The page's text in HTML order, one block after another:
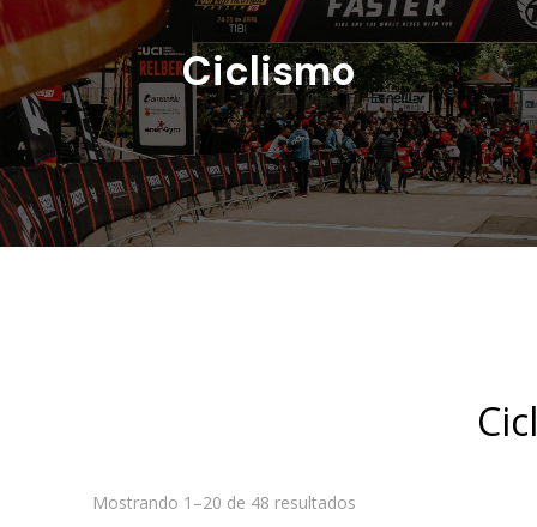
Ciclismo
Mostrando 1–20 de 48 resultados